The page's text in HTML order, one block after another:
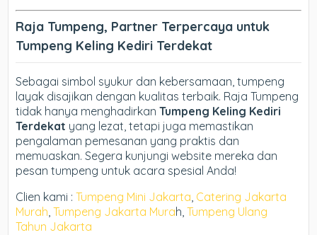
Raja Tumpeng, Partner Terpercaya untuk
Tumpeng Keling Kediri Terdekat
Sebagai simbol syukur dan kebersamaan, tumpeng
layak disajikan dengan kualitas terbaik. Raja Tumpeng
tidak hanya menghadirkanTumpeng Keling Kediri
Terdekat yang lezat, tetapi juga memastikan
pengalaman pemesanan yang praktis dan
memuaskan. Segera kunjungi website mereka dan
pesan tumpeng untuk acara spesial Anda!
Clien kami :Tumpeng Mini Jakarta, Catering Jakarta
Murah,Tumpeng Jakarta Murah,Tumpeng Ulang
Tahun Jakarta